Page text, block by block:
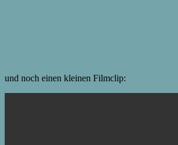
und noch einen kleinen Filmclip: